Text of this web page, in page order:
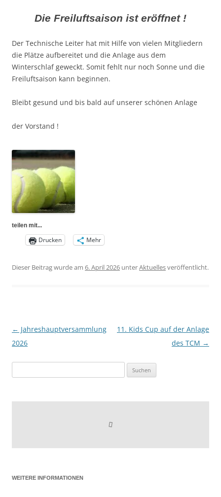
Die Freiluftsaison ist eröffnet !
Der Technische Leiter hat mit Hilfe von vielen Mitgliedern
die Plätze aufbereitet und die Anlage aus dem
Winterschlaf geweckt. Somit fehlt nur noch Sonne und die
Freiluftsaison kann beginnen.
Bleibt gesund und bis bald auf unserer schönen Anlage
der Vorstand !
teilen mit...
Drucken Mehr
Dieser Beitrag wurde am 6. April 2026 unterAktuellesveröffentlicht.
Beitragsnavigation
← Jahreshauptversammlung
2026
11. Kids Cup auf der Anlage
des TCM →
nach:
WEITERE INFORMATIONEN